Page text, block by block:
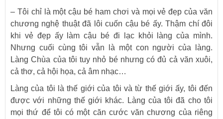
– Tôi chỉ là một cậu bé ham chơi và mọi vẻ đẹp của văn
chương nghệ thuật đã lôi cuốn cậu bé ấy. Thậm chí đôi
khi vẻ đẹp ấy làm cậu bé đi lạc khỏi làng của mình.
Nhưng cuối cùng tôi vẫn là một con người của làng.
Làng Chùa của tôi tuy nhỏ bé nhưng có đủ cả văn xuôi,
cả thơ, cả hội họa, cả âm nhạc…
Làng của tôi là thế giới của tôi và từ thế giới ấy, tôi đến
được với những thế giới khác. Làng của tôi đã cho tôi
mọi thứ để tôi có một căn cước văn chương của riêng